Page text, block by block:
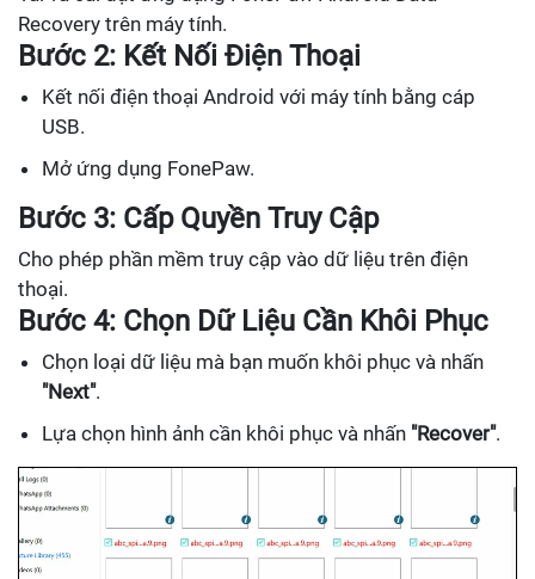
Recovery trên máy tính.
Bước 2: Kết Nối Điện Thoại
Kết nối điện thoại Android với máy tính bằng cáp
USB.
Mở ứng dụng FonePaw.
Bước 3: Cấp Quyền Truy Cập
Cho phép phần mềm truy cập vào dữ liệu trên điện
thoại.
Bước 4: Chọn Dữ Liệu Cần Khôi Phục
Chọn loại dữ liệu mà bạn muốn khôi phục và nhấn
"Next".
Lựa chọn hình ảnh cần khôi phục và nhấn "Recover".